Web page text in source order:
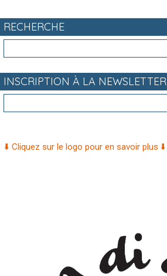
RECHERCHE
INSCRIPTION À LA NEWSLETTER
⬇️ Cliquez sur le logo pour en savoir plus ⬇️